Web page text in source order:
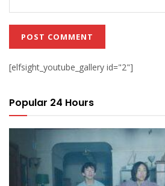
[elfsight_youtube_gallery id="2"]
Popular 24 Hours